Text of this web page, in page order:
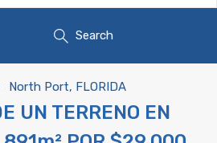
Search
North Port, FLORIDA
UN TERRENO EN